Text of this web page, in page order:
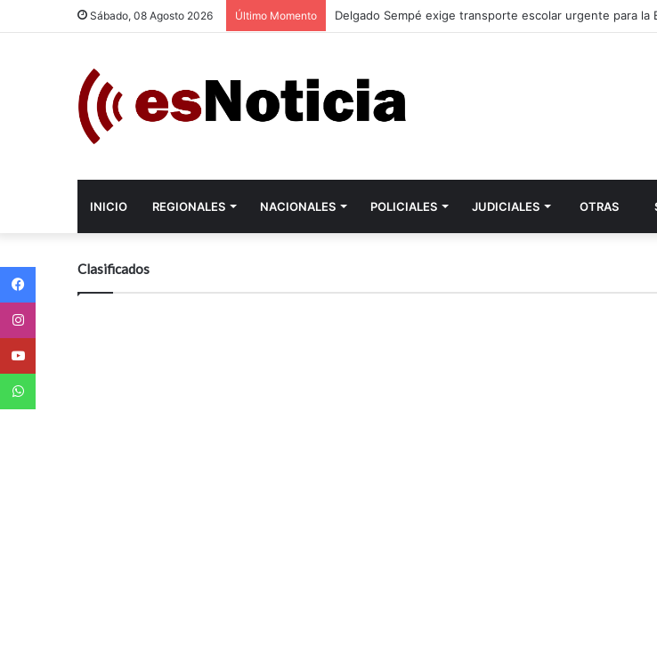
Sábado, 08 Agosto 2026 Último Momento Delgado Sempé exige transporte escolar urgente para la
INICIO REGIONALES NACIONALES POLICIALES JUDICIALES OTRAS
Clasificados
Facebook